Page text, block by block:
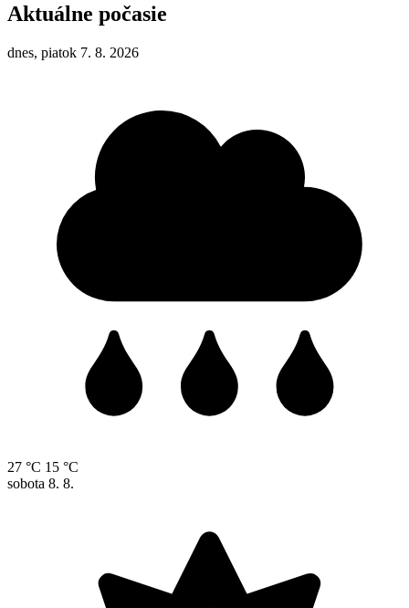
Aktuálne počasie
dnes, piatok 7. 8. 2026
27 °C 15 °C
sobota 8. 8.